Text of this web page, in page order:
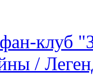
клуб
/